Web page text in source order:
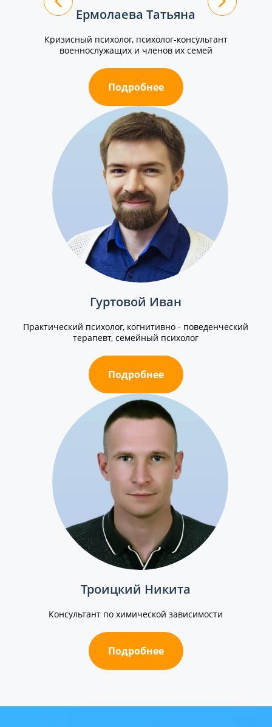
Ермолаева Татьяна
Кризисный психолог, психолог-консультант
военнослужащих и членов их семей
Подробнее
Гуртовой Иван
Практический психолог, когнитивно - поведенческий
терапевт, семейный психолог
Подробнее
Троицкий Никита
Консультант по химической зависимости
Подробнее